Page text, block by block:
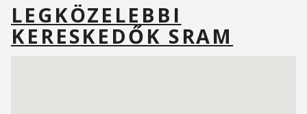
LEGKÖZELEBBI
KERESKEDŐK SRAM